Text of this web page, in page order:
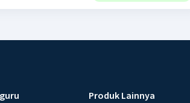
Produk Lainnya